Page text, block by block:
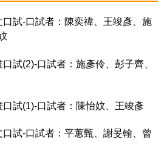
試-口試者：陳奕禕、王竣彥、施
試(2)-口試者：施彥伶、彭子齊、
試(1)-口試者：陳怡妏、王竣彥
試-口試者：平蕙甄、謝旻翰、曾